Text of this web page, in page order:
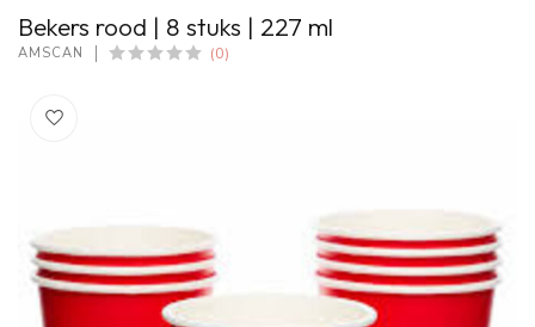
Bekers rood | 8 stuks | 227 ml
AMSCAN (0)